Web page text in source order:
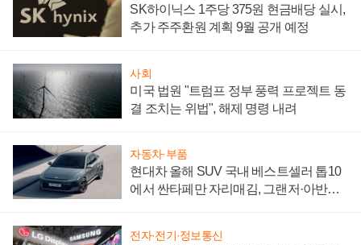
SK하이닉스 1주당 375원 현금배당 실시,
추가 주주환원 계획 9월 공개 예정
사회
미국 법원 "트럼프 정부 풍력 프로젝트 동
결 조치는 위법", 해제 명령 내려
자동차·부품
현대차 올해 SUV 국내 베스트셀러 톱10
에서 싼타페만 자리매김, 그랜저·아반떼
전자·전기·정보통신